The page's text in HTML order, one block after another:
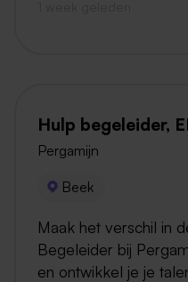
Hulp begeleider,
Pergamijn
Beek
Maak het verschil in
Begeleider bij
en ontwikkel je je